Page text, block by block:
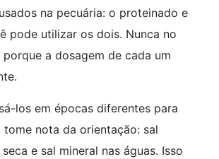
na pecuária: o proteinado e
pode utilizar os dois. Nunca no
a dosagem de cada um
los em épocas diferentes para
tome nota da orientação: sal
e sal mineral nas águas. Isso